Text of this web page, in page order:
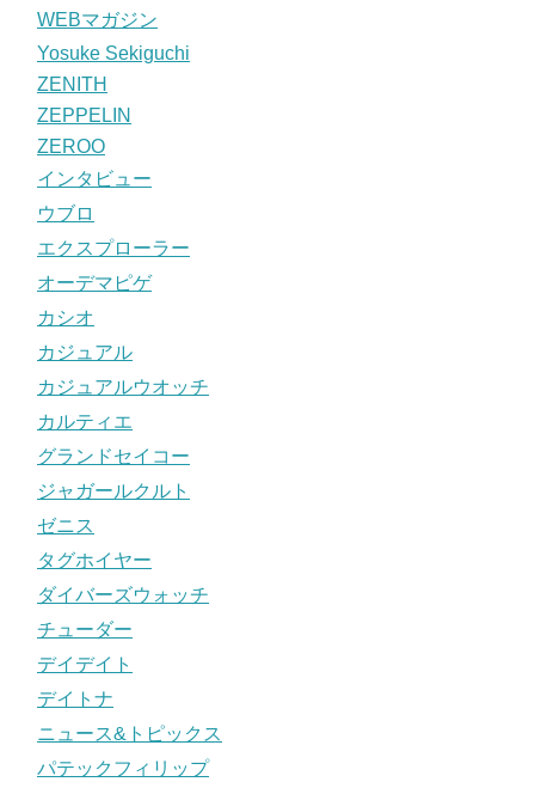
WEBマガジン
Yosuke Sekiguchi
ZENITH
ZEPPELIN
ZEROO
インタビュー
ウブロ
エクスプローラー
オーデマピゲ
カシオ
カジュアル
カジュアルウオッチ
カルティエ
グランドセイコー
ジャガールクルト
ゼニス
タグホイヤー
ダイバーズウォッチ
チューダー
デイデイト
デイトナ
ニュース&トピックス
パテックフィリップ